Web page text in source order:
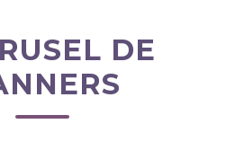
DE